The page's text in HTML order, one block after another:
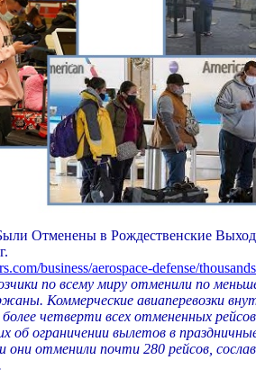
Отменены в Рождественские
business/aerospace-defense/
по всему миру отменили по
Коммерческие авиаперевозки
четверти всех отмененных
об ограничении вылетов в
отменили почти 280 рейсов,